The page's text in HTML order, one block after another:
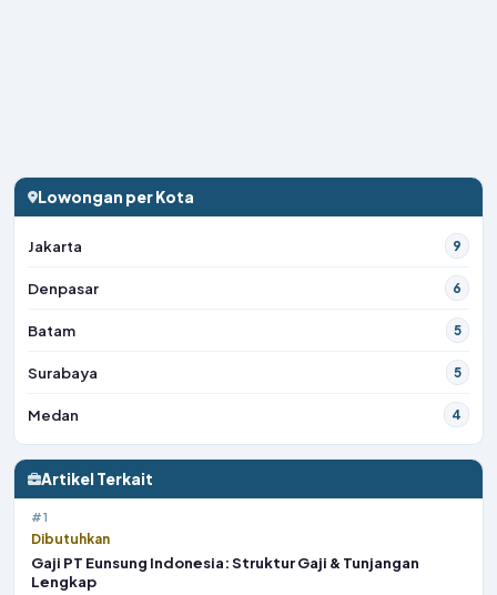
Lowongan per Kota
Jakarta 9
Denpasar 6
Batam 5
Surabaya 5
Medan 4
Artikel Terkait
#1
Dibutuhkan
Gaji PT Eunsung Indonesia: Struktur Gaji & Tunjangan
Lengkap